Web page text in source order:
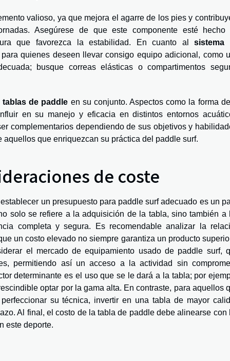
valioso, ya que mejora el agarre de los pies y
Asegúrese de que este componente esté hecho
que favorezca la estabilidad. En cuanto alsistema
quienes deseen llevar consigo equipo adicional, como
busque correas elásticas o compartimentos
de paddle en su conjunto. Aspectos como la forma
en su manejo y eficacia en distintos entornos
complementarios dependiendo de sus objetivos y
que enriquezcan su práctica del paddle surf.
de coste
un presupuesto para paddle surf adecuado es un
solo se refiere a la adquisición de la tabla, sino también a
completa y segura. Es recomendable analizar la
un costo elevado no siempre garantiza un producto
el mercado de equipamiento usado de paddle surf,
permitiendo así un acceso a la actividad sin
determinante es el uso que se le dará a la tabla; por
optar por la gama alta. En contraste, para aquellos
su técnica, invertir en una tabla de mayor
Al final, el costo de la tabla de paddle debe alinearse con
este deporte.